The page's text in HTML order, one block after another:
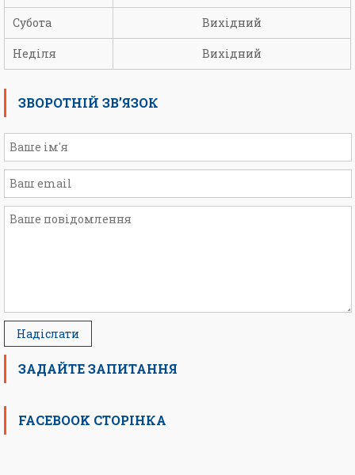
Субота Вихідний
Неділя Вихідний
ЗВОРОТНІЙ ЗВ’ЯЗОК
ЗАДАЙТЕ ЗАПИТАННЯ
FACEBOOK СТОРІНКА